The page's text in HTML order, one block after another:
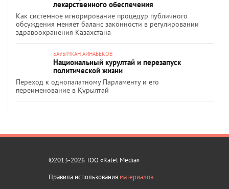
лекарственного обеспечения
Как системное игнорирование процедур публичного
обсуждения меняет баланс законности в регулировании
здравоохранения Казахстана
БАУЫРЖАН АЙНАБЕКОВ
Национальный курултай и перезапуск
политической жизни
Переход к однопалатному Парламенту и его
переименование в Құрылтай
©2013-2026 ТОО «Ratel Media»
Правила использования материалов